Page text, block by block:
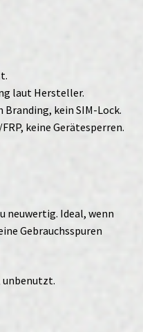
laut Hersteller.
kein SIM-Lock.
keine Gerätesperren.
neuwertig. Ideal, wenn
Gebrauchsspuren
unbenutzt.